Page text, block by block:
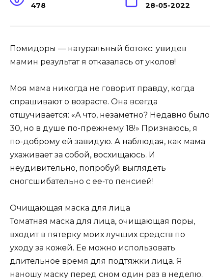
478 28-05-2022
Помидоры — натуральный ботокс: увидев
мамин результат я отказалась от уколов!
Моя мама никогда не говорит правду, когда
спрашивают о возрасте. Она всегда
отшучивается: «А что, незаметно? Недавно было
30, но в душе по-прежнему 18!» Признаюсь, я
по-доброму ей завидую. А наблюдая, как мама
ухаживает за собой, восхищаюсь. И
неудивительно, попробуй выглядеть
сногсшибательно с ее-то пенсией!
Очищающая маска для лица
Томатная маска для лица, очищающая поры,
входит в пятерку моих лучших средств по
уходу за кожей. Ее можно использовать
длительное время для подтяжки лица. Я
наношу маску перед сном один раз в неделю.